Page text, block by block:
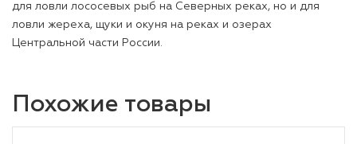
для ловли лососевых рыб на Северных реках, но и для
ловли жереха, щуки и окуня на реках и озерах
Центральной части России.
Похожие товары